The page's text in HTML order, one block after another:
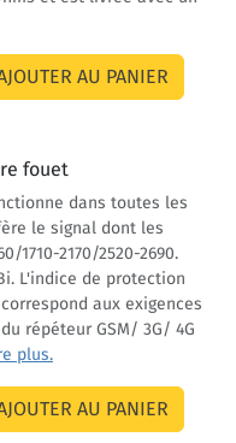
fouet
dans toutes les
le signal dont les
1710-2170/2520-2690.
L'indice de protection
aux exigences
répéteur GSM/ 3G/ 4G
plus.